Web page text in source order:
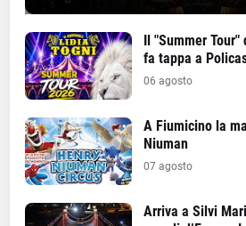
Il "Summer
fa tappa a
06 agosto
A Fiumicino la
Niuman
07 agosto
Arriva a Silvi